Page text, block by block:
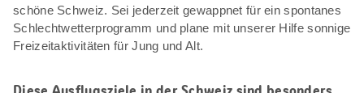
schöne Schweiz. Sei jederzeit gewappnet für ein spontanes
Schlechtwetterprogramm und plane mit unserer Hilfe sonnige
Freizeitaktivitäten für Jung und Alt.